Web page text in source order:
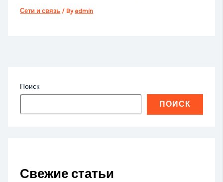
Сети и связь / By admin
Поиск
ПОИСК
Свежие статьи